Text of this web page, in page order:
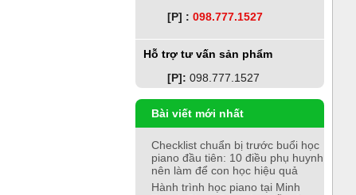
[P] : 098.777.1527
Hỗ trợ tư vấn sản phẩm
[P]: 098.777.1527
Bài viết mới nhất
Checklist chuẩn bị trước buổi học
piano đầu tiên: 10 điều phụ huynh
nên làm để con học hiệu quả
Hành trình học piano tại Minh